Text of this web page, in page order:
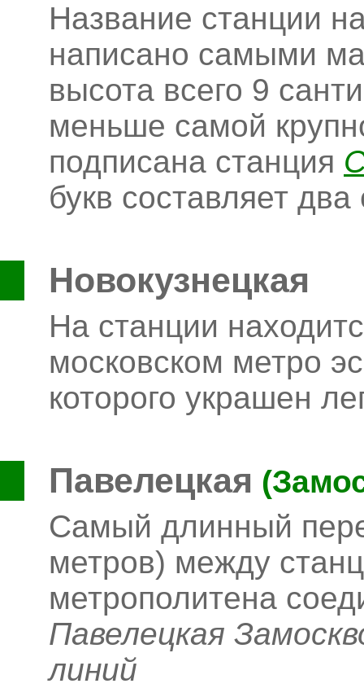
Название станции
написано самыми
высота всего 9
меньше самой
подписана станция
букв составляет
Новокузнецкая
На станции
московском метро
которого украшен
Павелецкая
Самый длинный
метров) между
метрополитена
Павелецкая
линий